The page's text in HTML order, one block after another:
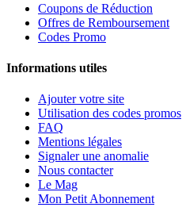
Coupons de Réduction
Offres de Remboursement
Codes Promo
Informations utiles
Ajouter votre site
Utilisation des codes promos
FAQ
Mentions légales
Signaler une anomalie
Nous contacter
Le Mag
Mon Petit Abonnement